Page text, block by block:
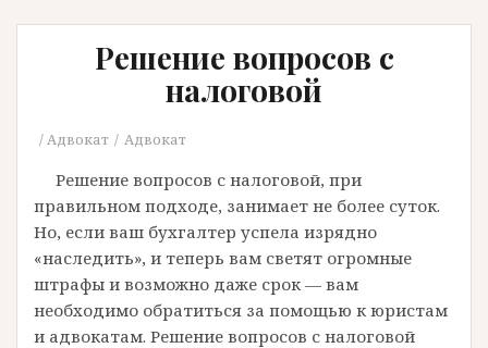
Решение вопросов с
налоговой
Адвокат Адвокат
Решение вопросов с налоговой, при
правильном подходе, занимает не более суток.
Но, если ваш бухгалтер успела изрядно
«наследить», и теперь вам светят огромные
штрафы и возможно даже срок — вам
необходимо обратиться за помощью к юристам
и адвокатам. Решение вопросов с налоговой